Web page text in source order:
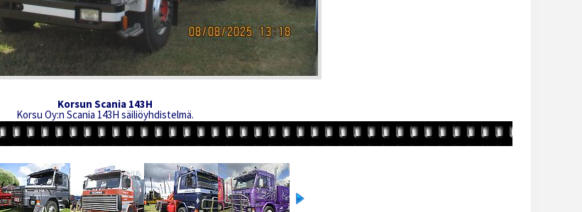
Korsun Scania 143H
Korsu Oy:n Scania 143H säiliöyhdistelmä.